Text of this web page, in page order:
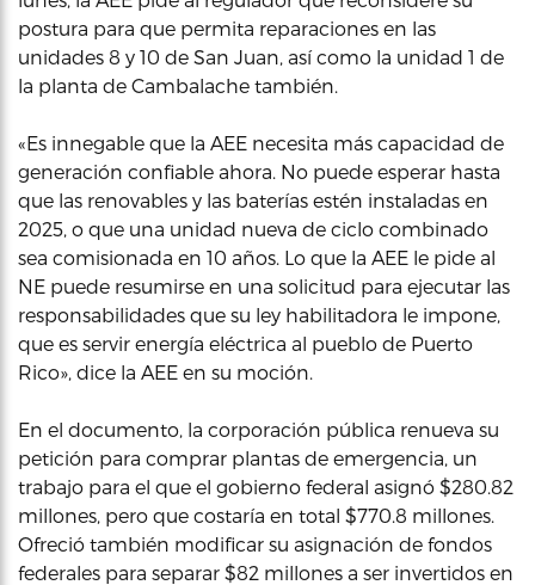
postura para que permita reparaciones en las
unidades 8 y 10 de San Juan, así como la unidad 1 de
la planta de Cambalache también.
«Es innegable que la AEE necesita más capacidad de
generación confiable ahora. No puede esperar hasta
que las renovables y las baterías estén instaladas en
2025, o que una unidad nueva de ciclo combinado
sea comisionada en 10 años. Lo que la AEE le pide al
NE puede resumirse en una solicitud para ejecutar las
responsabilidades que su ley habilitadora le impone,
que es servir energía eléctrica al pueblo de Puerto
Rico», dice la AEE en su moción.
En el documento, la corporación pública renueva su
petición para comprar plantas de emergencia, un
trabajo para el que el gobierno federal asignó $280.82
millones, pero que costaría en total $770.8 millones.
Ofreció también modificar su asignación de fondos
federales para separar $82 millones a ser invertidos en